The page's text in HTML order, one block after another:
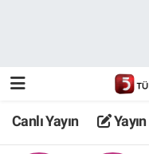
Canlı Yayın Yayın
TV 5 Ekranı ve